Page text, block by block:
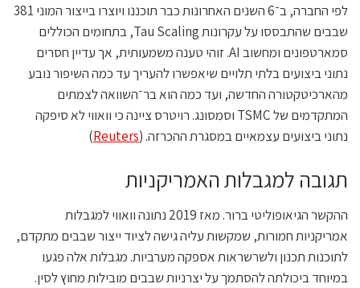
לפי החברה, ב־6 השנים האחרונות כבר תוכננו ויוצרו בייצור המוני 381
שבבים שהתבססו על עקרונות Tau Scaling, בתחומים הכוללים
סמארטפונים ומחשוב AI. זוהי טענה משמעותית, אך עדיין חסרים
נתוני ביצועים בלתי תלויים שיאפשרו להעריך עד כמה השיפור נובע
מהארכיטקטורה החדשה, ועד כמה הוא בר־השוואה לצמתים
המתקדמים של TSMC וסמסונג. רויטרס ציינה כי וואווי לא סיפקה
נתוני ביצועים עצמאיים במסגרת ההכרזה. (Reuters
)
תגובה למגבלות האמריקניות
ההקשר הגיאופוליטי ברור. מאז 2019 נתונה וואווי למגבלות
אמריקניות חמורות, שמקשות עליה גישה לציוד ייצור שבבים מתקדם,
לתוכנות תכנון ולשרשראות אספקה מערביות. מגבלות אלה פגעו
במיוחד ביכולתה להסתמך על יצרניות שבבים מובילות מחוץ לסין.